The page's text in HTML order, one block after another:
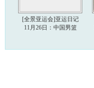
[全景亚运会]亚运日记
11月26日：中国男篮